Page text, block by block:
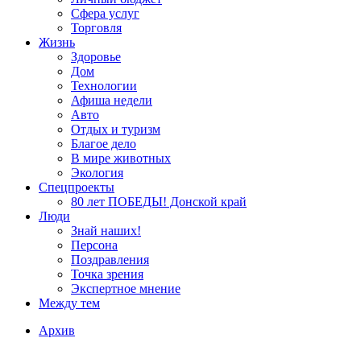
Сфера услуг
Торговля
Жизнь
Здоровье
Дом
Технологии
Афиша недели
Авто
Отдых и туризм
Благое дело
В мире животных
Экология
Спецпроекты
80 лет ПОБЕДЫ! Донской край
Люди
Знай наших!
Персона
Поздравления
Точка зрения
Экспертное мнение
Между тем
Архив